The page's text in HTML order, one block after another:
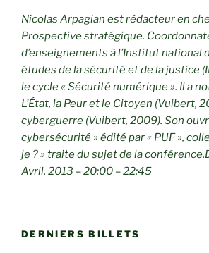
Nicolas Arpagian est rédacteur en
Prospective stratégique.
d’enseignements à l’Institut national
études de la sécurité et de la justice
le cycle « Sécurité numérique ». Il a
L’État, la Peur et le Citoyen (Vuibert,
cyberguerre (Vuibert, 2009). Son
cybersécurité » édité par « PUF »,
je ? » traite du sujet de la
Avril, 2013 – 20:00 – 22:45
DERNIERS BILLETS